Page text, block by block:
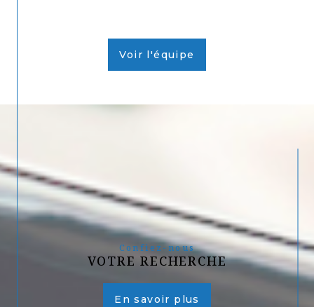
Voir l'équipe
Confiez-nous
VOTRE RECHERCHE
En savoir plus